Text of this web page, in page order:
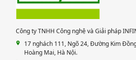
Công ty TNHH Công nghệ và Giải pháp
17 nghách 111, Ngõ 24, Đường Kim
Hoàng Mai, Hà Nội.